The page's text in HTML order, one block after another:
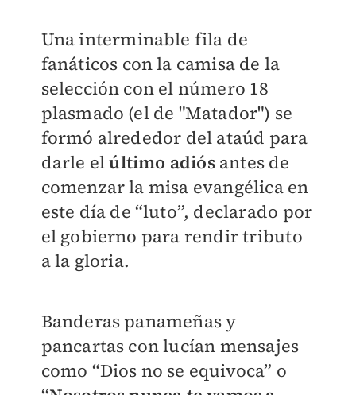
Una interminable fila de
fanáticos con la camisa de la
selección con el número 18
plasmado (el de "Matador") se
formó alrededor del ataúd para
darle elúltimo adiósantes de
comenzar la misa evangélica en
este día de “luto”, declarado por
el gobierno para rendir tributo
a la gloria.
Banderas panameñas y
pancartas con lucían mensajes
como “Dios no se equivoca” o